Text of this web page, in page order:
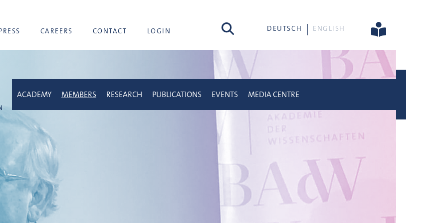
CAREERS CONTACT LOGIN search DEUTSCH ENGLISH
ACADEMY MEMBERS RESEARCH PUBLICATIONS EVENTS MEDIA CENTRE